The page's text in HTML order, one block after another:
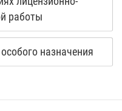
работы
назначения